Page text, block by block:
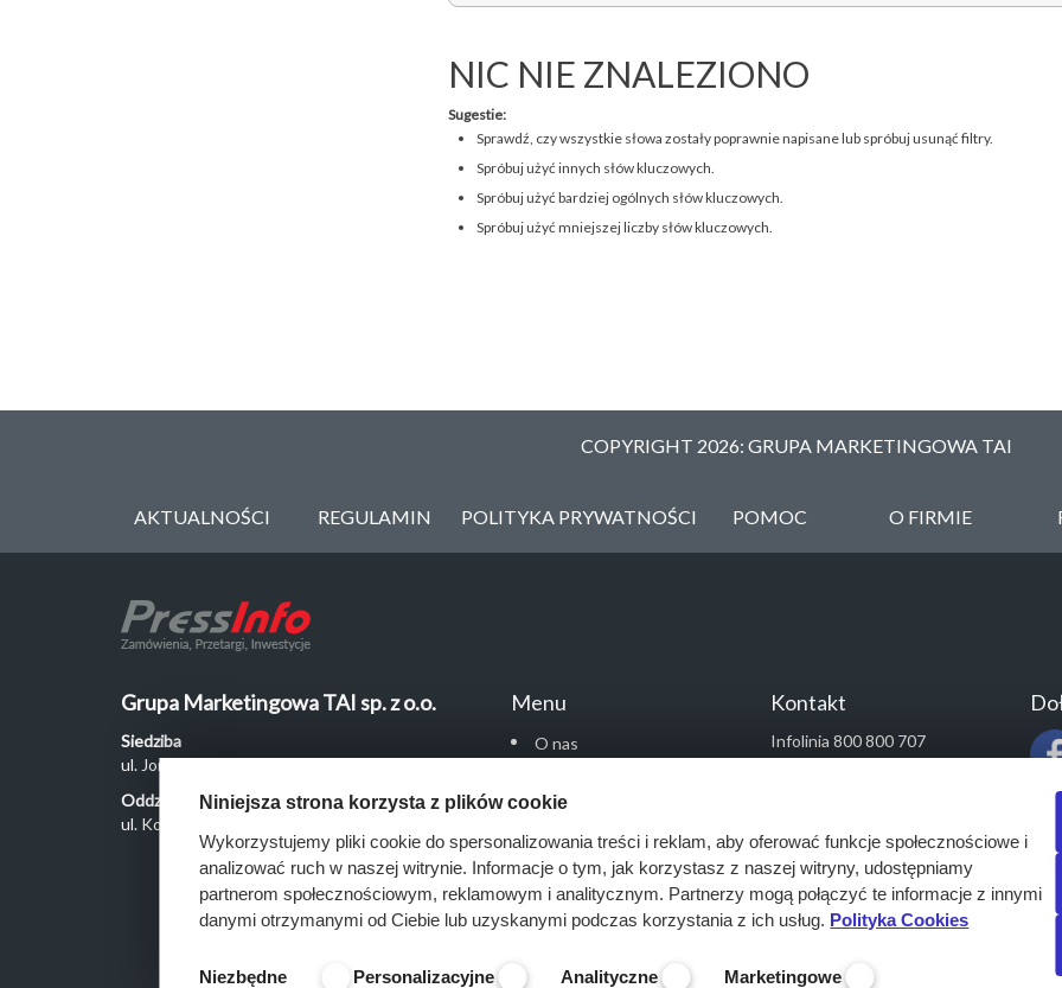
NIC NIE ZNALEZIONO
Sugestie:
Sprawdź, czy wszystkie słowa zostały poprawnie napisane lub spróbuj usunąć filtry.
Spróbuj użyć innych słów kluczowych.
Spróbuj użyć bardziej ogólnych słów kluczowych.
Spróbuj użyć mniejszej liczby słów kluczowych.
COPYRIGHT 2026: GRUPA MARKETINGOWA TAI
AKTUALNOŚCI REGULAMIN POLITYKA PRYWATNOŚCI POMOC O FIRMIE
Grupa Marketingowa TAI sp. z o.o.
Siedziba
ul. Jordanowska 12, 04-204 Warszawa
Oddział Poznań
ul. Kochanowskiego 18/6, 60-846 Poznań
Menu
O nas
Monitoring przetargów
Raporty przetargowe
Ustawienia cookies
Kontakt
Kontakt
Infolinia 800 800 707
kontakt@pressinfo.pl
Niniejsza strona korzysta z plików cookie
Wykorzystujemy pliki cookie do spersonalizowania treści i reklam, aby oferować funkcje społecznościowe i
analizować ruch w naszej witrynie. Informacje o tym, jak korzystasz z naszej witryny, udostępniamy
partnerom społecznościowym, reklamowym i analitycznym. Partnerzy mogą połączyć te informacje z innymi
danymi otrzymanymi od Ciebie lub uzyskanymi podczas korzystania z ich usług. Polityka Cookies
Niezbędne Personalizacyjne Analityczne Marketingowe